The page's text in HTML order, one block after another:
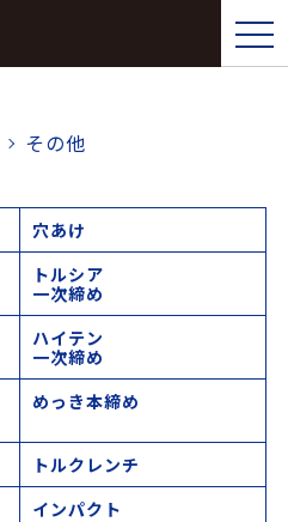
その他
穴あけ
トルシア
一次締め
ハイテン
一次締め
めっき本締め
トルクレンチ
インパクト